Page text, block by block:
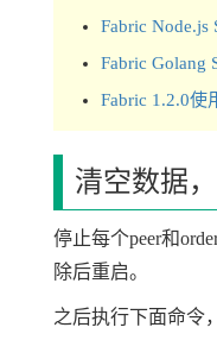
Fabric
Fabric Golang
Fabric 1.2.0使
清空数据
停止每个peer和
除后重启。
之后执行下面命令